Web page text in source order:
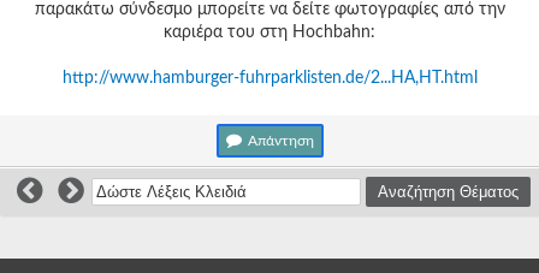
παρακάτω σύνδεσμο μπορείτε να δείτε φωτογραφίες από την
καριέρα του στη Hochbahn:
http://www.hamburger-fuhrparklisten.de/2...HA,HT.html
Απάντηση